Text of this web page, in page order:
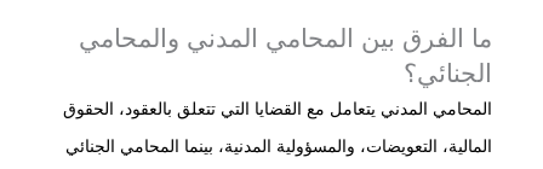
ما الفرق بين المحامي المدني والمحامي
الجنائي؟
المحامي المدني يتعامل مع القضايا التي تتعلق بالعقود، الحقوق
المالية، التعويضات، والمسؤولية المدنية، بينما المحامي الجنائي